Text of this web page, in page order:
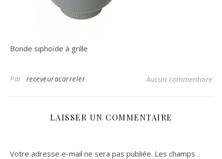
Bonde siphoïde à grille
Par receveuracarreler Aucun commentaire
LAISSER UN COMMENTAIRE
Votre adresse e-mail ne sera pas publiée. Les champs